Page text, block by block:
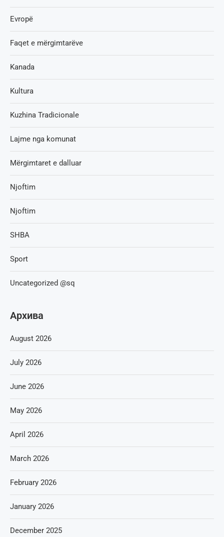
Evropë
Faqet e mërgimtarëve
Kanada
Kultura
Kuzhina Tradicionale
Lajme nga komunat
Mërgimtaret e dalluar
Njoftim
Njoftim
SHBA
Sport
Uncategorized @sq
Архива
August 2026
July 2026
June 2026
May 2026
April 2026
March 2026
February 2026
January 2026
December 2025